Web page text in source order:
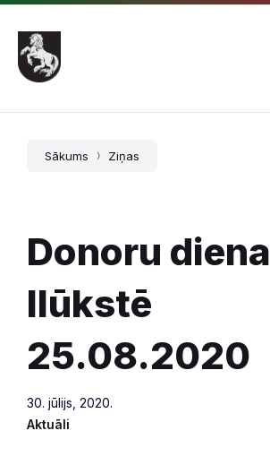
Pāriet
saturu
Skip
main
navigation
Skip
footer
Sākums Ziņas
Donoru diena
Ilūkstē
25.08.2020
30. jūlijs, 2020.
Aktuāli